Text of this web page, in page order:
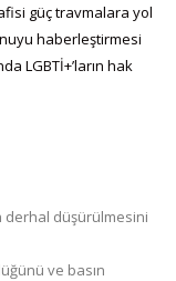
güç travmalara yol
haberleştirmesi
LGBTİ+’ların hak
derhal düşürülmesini
ve basın